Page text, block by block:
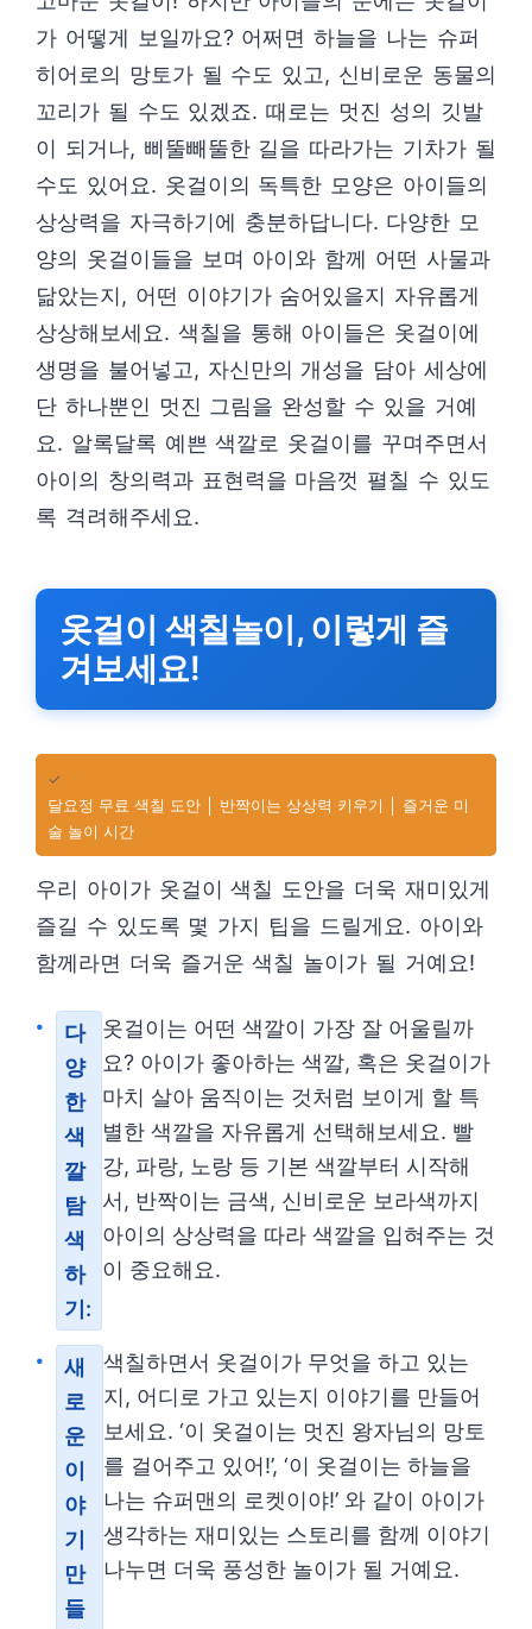
가 어떻게 보일까요? 어쩌면 하늘을 나는 슈퍼
히어로의 망토가 될 수도 있고, 신비로운 동물의
꼬리가 될 수도 있겠죠. 때로는 멋진 성의 깃발
이 되거나, 삐뚤빼뚤한 길을 따라가는 기차가 될
수도 있어요. 옷걸이의 독특한 모양은 아이들의
상상력을 자극하기에 충분하답니다. 다양한 모
양의 옷걸이들을 보며 아이와 함께 어떤 사물과
닮았는지, 어떤 이야기가 숨어있을지 자유롭게
상상해보세요. 색칠을 통해 아이들은 옷걸이에
생명을 불어넣고, 자신만의 개성을 담아 세상에
단 하나뿐인 멋진 그림을 완성할 수 있을 거예
요. 알록달록 예쁜 색깔로 옷걸이를 꾸며주면서
아이의 창의력과 표현력을 마음껏 펼칠 수 있도
록 격려해주세요.
옷걸이 색칠놀이, 이렇게 즐
겨보세요!
✓
달요정 무료 색칠 도안 │ 반짝이는 상상력 키우기 │ 즐거운 미
술 놀이 시간
우리 아이가 옷걸이 색칠 도안을 더욱 재미있게
즐길 수 있도록 몇 가지 팁을 드릴게요. 아이와
함께라면 더욱 즐거운 색칠 놀이가 될 거예요!
다
양
한
색
깔
탐
색
하
기:
옷걸이는 어떤 색깔이 가장 잘 어울릴까
요? 아이가 좋아하는 색깔, 혹은 옷걸이가
마치 살아 움직이는 것처럼 보이게 할 특
별한 색깔을 자유롭게 선택해보세요. 빨
강, 파랑, 노랑 등 기본 색깔부터 시작해
서, 반짝이는 금색, 신비로운 보라색까지
아이의 상상력을 따라 색깔을 입혀주는 것
이 중요해요.
새
로
운
이
야
기
만
들
색칠하면서 옷걸이가 무엇을 하고 있는
지, 어디로 가고 있는지 이야기를 만들어
보세요. ‘이 옷걸이는 멋진 왕자님의 망토
를 걸어주고 있어!’, ‘이 옷걸이는 하늘을
나는 슈퍼맨의 로켓이야!’ 와 같이 아이가
생각하는 재미있는 스토리를 함께 이야기
나누면 더욱 풍성한 놀이가 될 거예요.